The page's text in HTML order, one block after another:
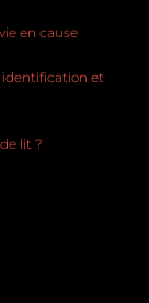
en cause
identification et
lit ?